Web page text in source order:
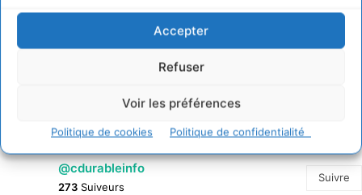
Accepter
Refuser
Voir les préférences
Politique de cookies Politique de confidentialité
4 août 2026
Comment le sol français a perdu sa mémoire
hydrique et déréglé tout le territoire (2020-2026)
@cdurableinfo
273 Suiveurs
Suivre